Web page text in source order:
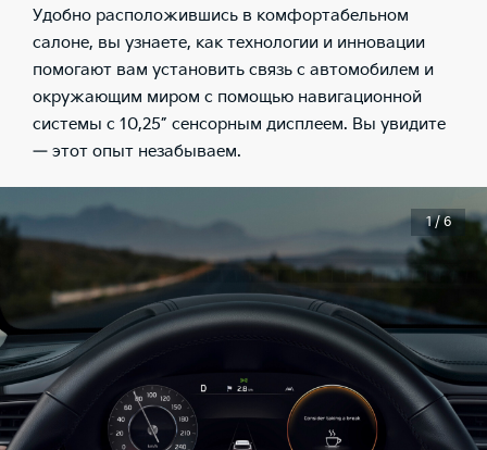
Удобно расположившись в комфортабельном
салоне, вы узнаете, как технологии и инновации
помогают вам установить связь с автомобилем и
окружающим миром с помощью навигационной
системы с 10,25” сенсорным дисплеем. Вы увидите
— этот опыт незабываем.
1 / 6